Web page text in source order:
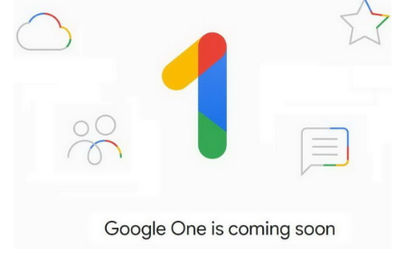
IT Times
Enterprise Digital Transformation